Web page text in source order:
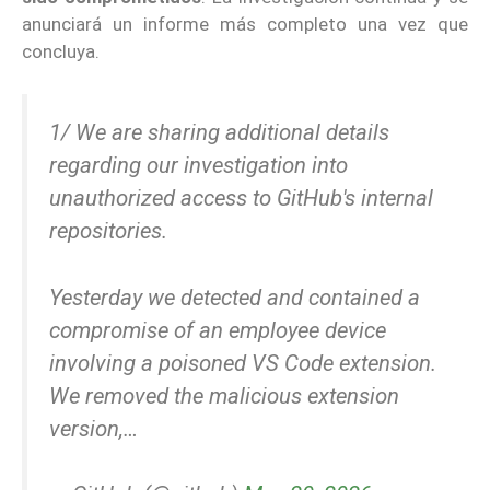
anunciará un informe más completo una vez que
concluya.
1/ We are sharing additional details
regarding our investigation into
unauthorized access to GitHub's internal
repositories.
Yesterday we detected and contained a
compromise of an employee device
involving a poisoned VS Code extension.
We removed the malicious extension
version,…